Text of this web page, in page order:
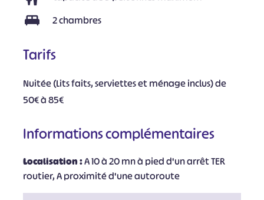
2 chambres
Tarifs
Nuitée (Lits faits, serviettes et ménage inclus) de
50€ à 85€
Informations complémentaires
Localisation :A 10 à 20 mn à pied d'un arrêt TER
routier, A proximité d'une autoroute